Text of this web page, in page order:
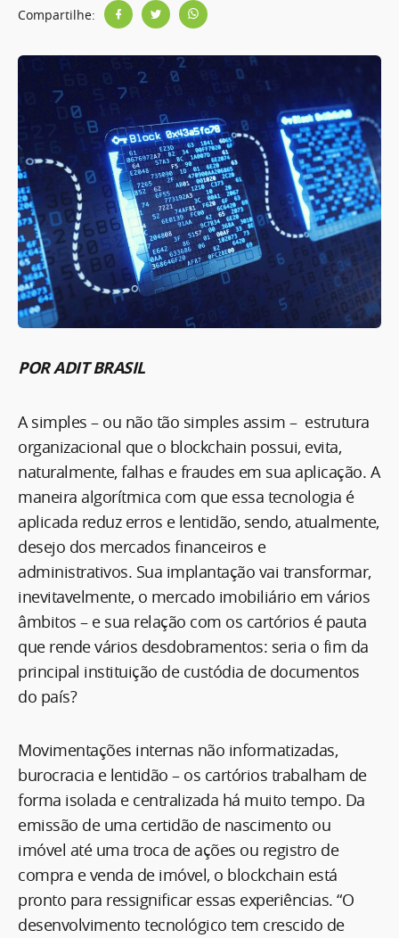
Compartilhe:
POR ADIT BRASIL
A simples – ou não tão simples assim – estrutura
organizacional que o blockchain possui, evita,
naturalmente, falhas e fraudes em sua aplicação. A
maneira algorítmica com que essa tecnologia é
aplicada reduz erros e lentidão, sendo, atualmente,
desejo dos mercados financeiros e
administrativos. Sua implantação vai transformar,
inevitavelmente, o mercado imobiliário em vários
âmbitos – e sua relação com os cartórios é pauta
que rende vários desdobramentos: seria o fim da
principal instituição de custódia de documentos
do país?
Movimentações internas não informatizadas,
burocracia e lentidão – os cartórios trabalham de
forma isolada e centralizada há muito tempo. Da
emissão de uma certidão de nascimento ou
imóvel até uma troca de ações ou registro de
compra e venda de imóvel, o blockchain está
pronto para ressignificar essas experiências. “O
desenvolvimento tecnológico tem crescido de